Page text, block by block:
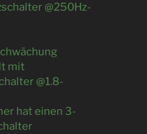
@250Hz-
mit
@1.8-
hat einen 3-